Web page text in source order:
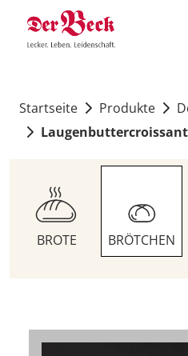
Startseite Produkte
Laugenbuttercroissant
BROTE BRÖTCHEN